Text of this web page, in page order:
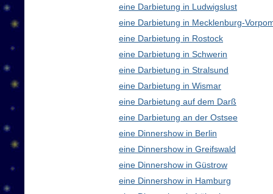
eine Darbietung in Ludwigslust
eine Darbietung in Mecklenburg-
eine Darbietung in Rostock
eine Darbietung in Schwerin
eine Darbietung in Stralsund
eine Darbietung in Wismar
eine Darbietung auf dem Darß
eine Darbietung an der Ostsee
eine Dinnershow in Berlin
eine Dinnershow in Greifswald
eine Dinnershow in Güstrow
eine Dinnershow in Hamburg